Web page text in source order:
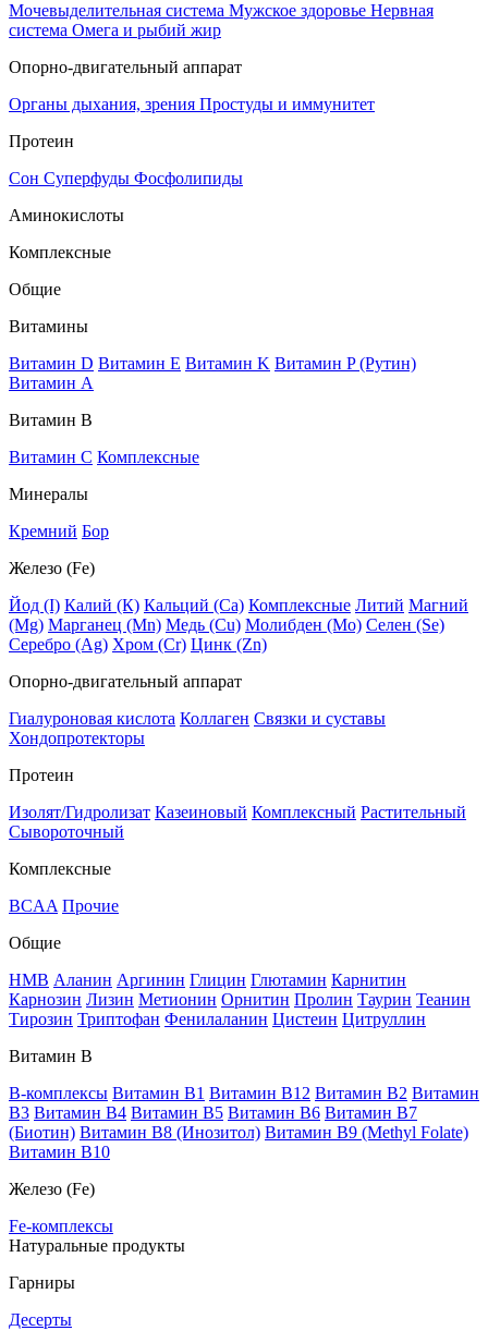
Мочевыделительная система Мужское здоровье Нервная
система Омега и рыбий жир
Опорно-двигательный аппарат
Органы дыхания, зрения Простуды и иммунитет
Протеин
Сон Суперфуды Фосфолипиды
Аминокислоты
Комплексные
Общие
Витамины
Витамин D Витамин E Витамин K Витамин P (Рутин)
Витамин А
Витамин В
Витамин C Комплексные
Минералы
Кремний Бор
Железо (Fe)
Йод (I) Калий (К) Кальций (Са) Комплексные Литий Магний
(Mg) Марганец (Mn) Медь (Сu) Молибден (Мо) Селен (Se)
Серебро (Ag) Хром (Cr) Цинк (Zn)
Опорно-двигательный аппарат
Гиалуроновая кислота Коллаген Связки и суставы
Хондопротекторы
Протеин
Изолят/Гидролизат Казеиновый Комплексный Растительный
Сывороточный
Комплексные
BCAA Прочие
Общие
HMB Аланин Аргинин Глицин Глютамин Карнитин
Карнозин Лизин Метионин Орнитин Пролин Таурин Теанин
Тирозин Триптофан Фенилаланин Цистеин Цитруллин
Витамин В
B-комплексы Витамин B1 Витамин B12 Витамин B2 Витамин
B3 Витамин B4 Витамин B5 Витамин B6 Витамин B7
(Биотин) Витамин B8 (Инозитол) Витамин B9 (Methyl Folate)
Витамин В10
Железо (Fe)
Fe-комплексы
Натуральные продукты
Гарниры
Десерты